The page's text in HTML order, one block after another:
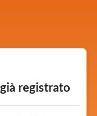
registrato